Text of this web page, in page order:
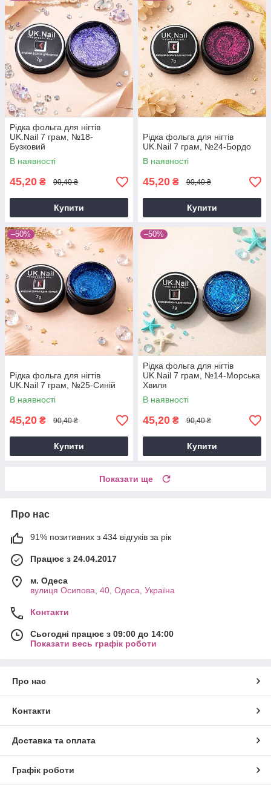
Рідка фольга для нігтів
UK.Nail 7 грам, №18-
Бузковий
В наявності
45,20 ₴ 90,40 ₴
Купити
Рідка фольга для нігтів
UK.Nail 7 грам, №24-Бордо
В наявності
45,20 ₴ 90,40 ₴
Купити
–50%
Рідка фольга для нігтів
UK.Nail 7 грам, №25-Синій
В наявності
45,20 ₴ 90,40 ₴
Купити
–50%
Рідка фольга для нігтів
UK.Nail 7 грам, №14-Морська
Хвиля
В наявності
45,20 ₴ 90,40 ₴
Купити
Показати ще
Про нас
91% позитивних з 434 відгуків за рік
Працює з 24.04.2017
м. Одеса
вулиця Осипова, 40, Одеса, Україна
Контакти
Сьогодні працює з 09:00 до 14:00
Показати весь графік роботи
Про нас
Контакти
Доставка та оплата
Графік роботи